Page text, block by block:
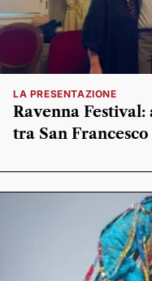
LA PRESENTAZIONE
Ravenna
tra San